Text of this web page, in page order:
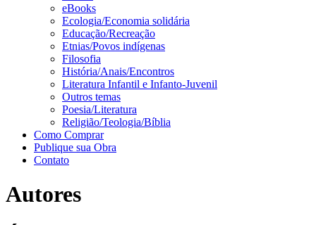
eBooks
Ecologia/Economia solidária
Educação/Recreação
Etnias/Povos indígenas
Filosofia
História/Anais/Encontros
Literatura Infantil e Infanto-Juvenil
Outros temas
Poesia/Literatura
Religião/Teologia/Bíblia
Como Comprar
Publique sua Obra
Contato
Autores